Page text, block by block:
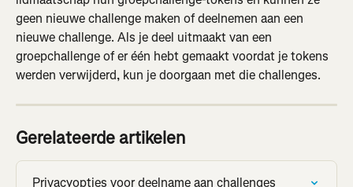
geen nieuwe challenge maken of deelnemen aan een
nieuwe challenge. Als je deel uitmaakt van een
groepchallenge of er één hebt gemaakt voordat je tokens
werden verwijderd, kun je doorgaan met die challenges.
Gerelateerde artikelen
Privacyopties voor deelname aan challenges